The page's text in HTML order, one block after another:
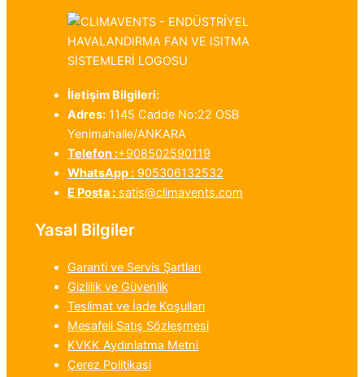
İletişim Bilgileri:
Adres: 1145 Cadde No:22 OSB
Yenimahalle/ANKARA
Telefon :+908502590119
WhatsApp : 905306132532
E Posta : satis@climavents.com
Yasal Bilgiler
Garanti ve Servis Şartları
Gizlilik ve Güvenlik
Teslimat ve İade Koşulları
Mesafeli Satış Sözleşmesi
KVKK Aydınlatma Metni
Çerez Politikasi